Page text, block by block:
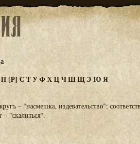
П[Р] СТУФХЦЧШЩ ЭЮ Я
– "насмешка, издевательство";
– "скалиться".